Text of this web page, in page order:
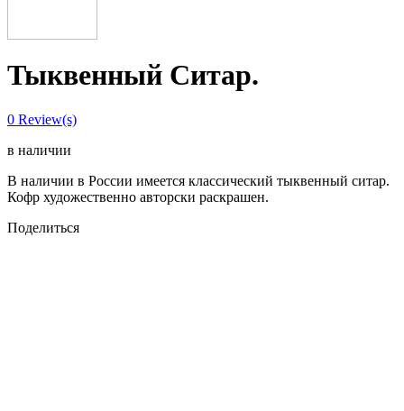
Тыквенный Ситар.
0 Review(s)
в наличии
В наличии в России имеется классический тыквенный ситар.
Кофр художественно авторски раскрашен.
Поделиться